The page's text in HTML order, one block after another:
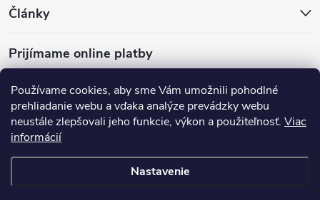
Používame cookies, aby sme Vám umožnili pohodlné
prehliadanie webu a vďaka analýze prevádzky webu
neustále zlepšovali jeho funkcie, výkon a použiteľnosť. Viac
informácií
Nastavenie
Články
Prijímame online platby